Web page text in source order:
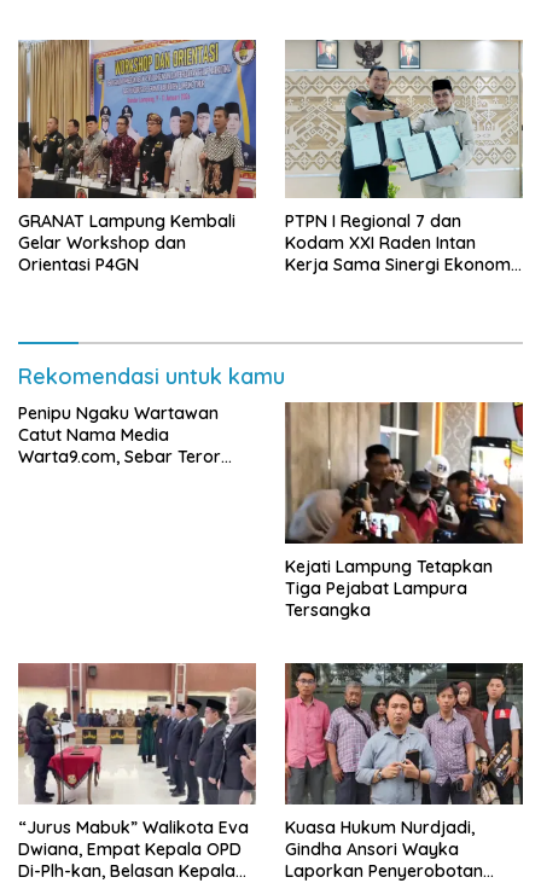
GRANAT Lampung Kembali
Gelar Workshop dan
Orientasi P4GN
PTPN I Regional 7 dan
Kodam XXI Raden Intan
Kerja Sama Sinergi Ekonomi
Rekomendasi untuk kamu
Penipu Ngaku Wartawan
Catut Nama Media
Warta9.com, Sebar Teror
Kejati Lampung Tetapkan
Tiga Pejabat Lampura
Tersangka
“Jurus Mabuk” Walikota Eva
Dwiana, Empat Kepala OPD
Di-Plh-kan, Belasan Kepala
Kuasa Hukum Nurdjadi,
Gindha Ansori Wayka
Laporkan Penyerobotan